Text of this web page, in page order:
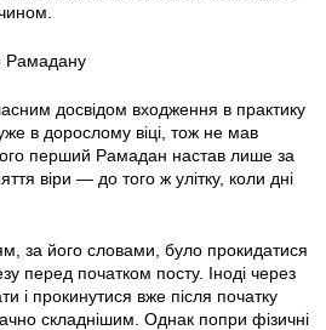
Рамадану
досвідом входження в практику
в дорослому віці, тож не мав
перший Рамадан настав лише за
віри — до того ж улітку, коли дні
за його словами, було прокидатися
перед початком посту. Іноді через
і прокинутися вже після початку
складнішим. Однак попри фізичні